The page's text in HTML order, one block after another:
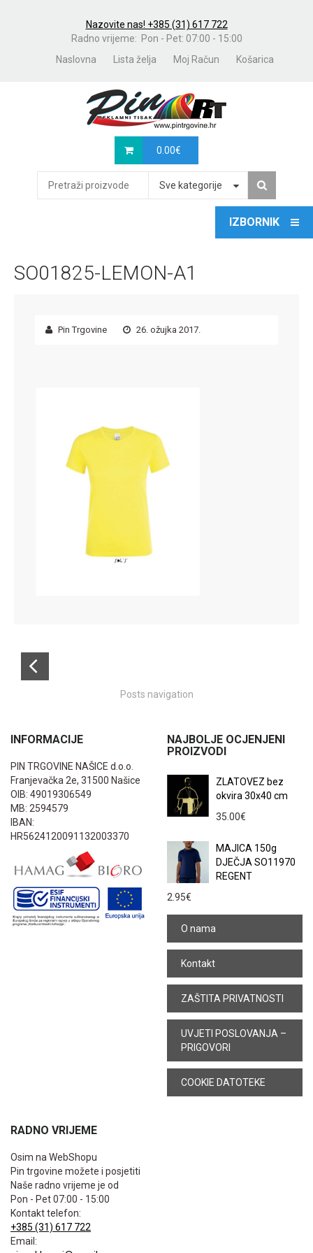
Nazovite nas! +385 (31) 617 722
Radno vrijeme: Pon - Pet: 07:00 - 15:00
Naslovna
Lista želja Moj Račun Košarica
0.00€
Sve kategorije
SO01825-LEMON-A1
Pin Trgovine 26. ožujka 2017.
Posts navigation
INFORMACIJE
PIN TRGOVINE NAŠICE d.o.o.
Franjevačka 2e, 31500 Našice
OIB: 49019306549
MB: 2594579
IBAN:
HR5624120091132003370
NAJBOLJE OCJENJENI
PROIZVODI
ZLATOVEZ bez
okvira 30x40 cm
35.00€
MAJICA 150g
DJEČJA SO11970
REGENT
2.95€
O nama
Kontakt
ZAŠTITA PRIVATNOSTI
UVJETI POSLOVANJA –
PRIGOVORI
COOKIE DATOTEKE
RADNO VRIJEME
Osim na WebShopu
Pin trgovine možete i posjetiti
Naše radno vrijeme je od
Pon - Pet 07:00 - 15:00
Kontakt telefon:
+385 (31) 617 722
Email: